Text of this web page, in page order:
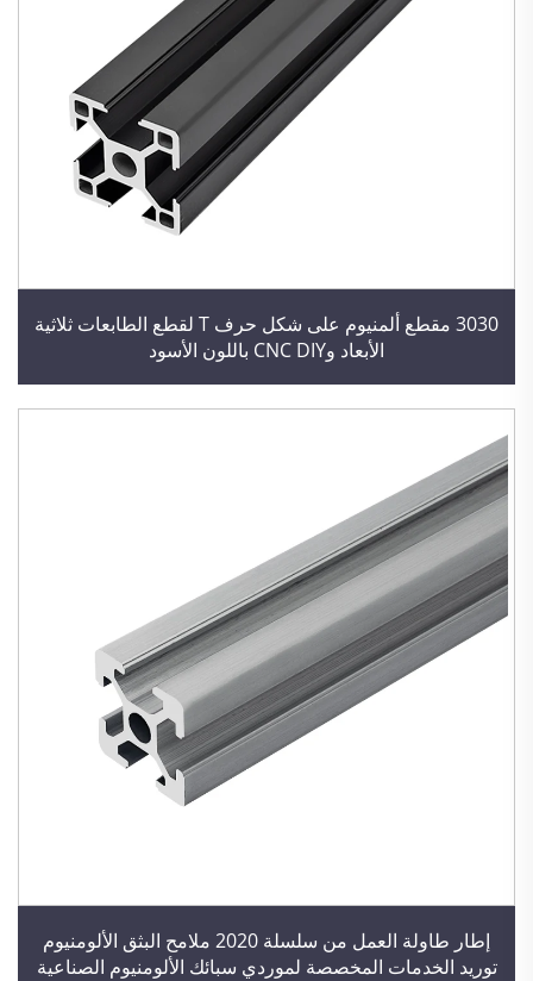
3030 مقطع ألمنيوم على شكل حرف T لقطع الطابعات ثلاثية
الأبعاد وCNC DIY باللون الأسود
إطار طاولة العمل من سلسلة 2020 ملامح البثق الألومنيوم
توريد الخدمات المخصصة لموردي سبائك الألومنيوم الصناعية